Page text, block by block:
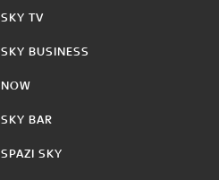
SKY TV
SKY BUSINESS
NOW
SKY BAR
SPAZI SKY